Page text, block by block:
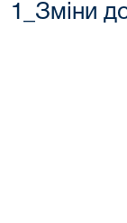
1_Зміни